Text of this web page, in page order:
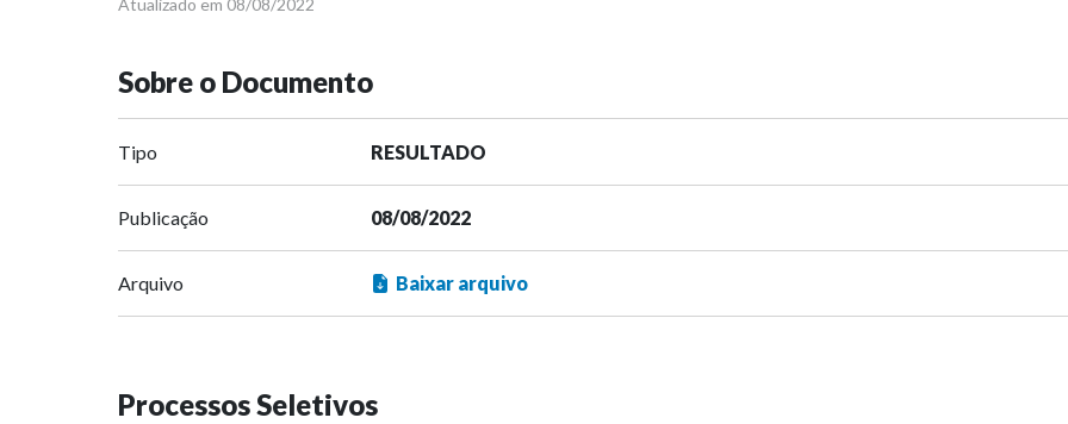
Atualizado em 08/08/2022
Sobre o Documento
Tipo RESULTADO
Publicação 08/08/2022
Arquivo Baixar arquivo
Processos Seletivos